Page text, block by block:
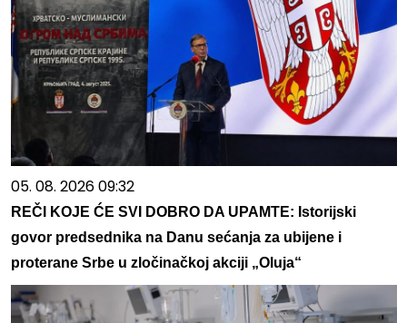
05. 08. 2026 09:32
REČI KOJE ĆE SVI DOBRO DA UPAMTE: Istorijski
govor predsednika na Danu sećanja za ubijene i
proterane Srbe u zločinačkoj akciji „Oluja“